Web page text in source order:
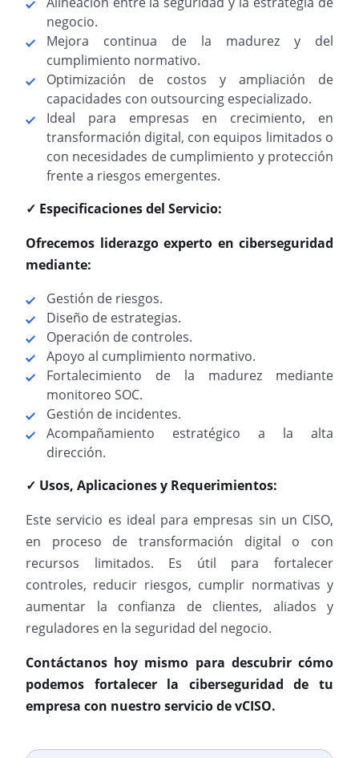
negocio.
Mejora continua de la madurez y del
cumplimiento normativo.
Optimización de costos y ampliación de
capacidades con outsourcing especializado.
Ideal para empresas en crecimiento, en
transformación digital, con equipos limitados o
con necesidades de cumplimiento y protección
frente a riesgos emergentes.
✓ Especificaciones del Servicio:
Ofrecemos liderazgo experto en ciberseguridad
mediante:
Gestión de riesgos.
Diseño de estrategias.
Operación de controles.
Apoyo al cumplimiento normativo.
Fortalecimiento de la madurez mediante
monitoreo SOC.
Gestión de incidentes.
Acompañamiento estratégico a la alta
dirección.
✓ Usos, Aplicaciones y Requerimientos:
Este servicio es ideal para empresas sin un CISO,
en proceso de transformación digital o con
recursos limitados. Es útil para fortalecer
controles, reducir riesgos, cumplir normativas y
aumentar la confianza de clientes, aliados y
reguladores en la seguridad del negocio.
Contáctanos hoy mismo para descubrir cómo
podemos fortalecer la ciberseguridad de tu
empresa con nuestro servicio de vCISO.